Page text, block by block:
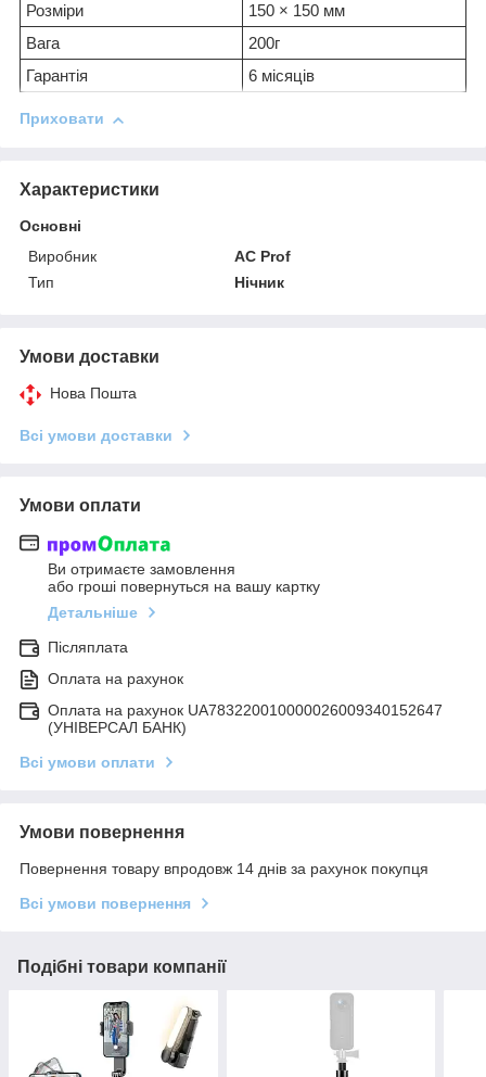
Розміри
150 × 150 мм
Вага
200г
Гарантія
6 місяців
Приховати
Характеристики
Основні
Виробник
AC Prof
Тип
Нічник
Умови доставки
Нова Пошта
Всі умови доставки
Умови оплати
Ви отримаєте замовлення
або гроші повернуться на вашу картку
Детальніше
Післяплата
Оплата на рахунок
Оплата на рахунок UA783220010000026009340152647
(УНІВЕРСАЛ БАНК)
Всі умови оплати
Умови повернення
Повернення товару впродовж 14 днів за рахунок покупця
Всі умови повернення
Подібні товари компанії